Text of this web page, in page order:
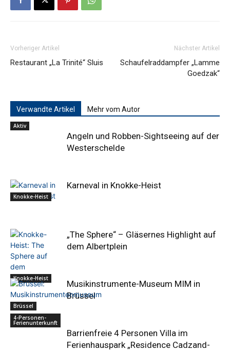
Vorheriger Artikel
Restaurant „La Trinité“ Sluis
Nächster Artikel
Schaufelraddampfer „Lamme
Goedzak“
Verwandte Artikel Mehr vom Autor
Aktiv
Angeln und Robben-Sightseeing auf der
Westerschelde
Knokke-Heist
Karneval in Knokke-Heist
Knokke-Heist
„The Sphere“ – Gläsernes Highlight auf
dem Albertplein
Brüssel
Musikinstrumente-Museum MIM in
Brüssel
4-Personen-
Ferienunterkunft
Barrienfreie 4 Personen Villa im
Ferienhauspark „Residence Cadzand-